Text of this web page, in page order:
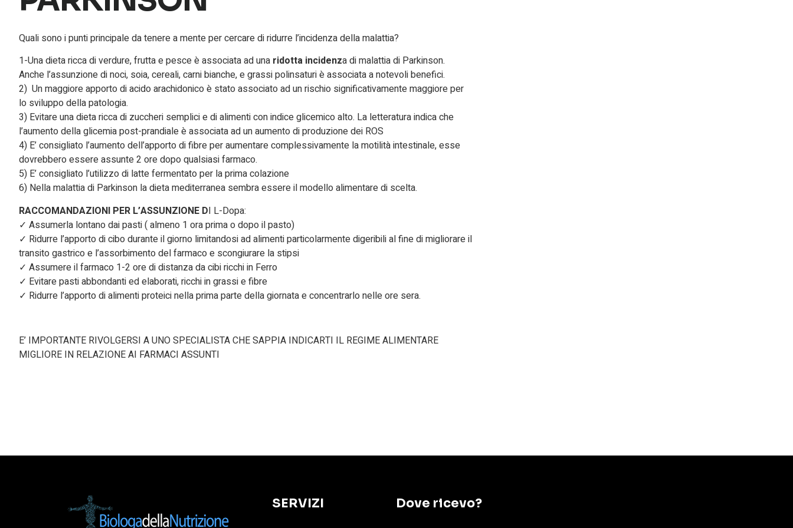
Quali sono i punti principale da tenere a mente per cercare di ridurre l’incidenza della malattia?
1-Una dieta ricca di verdure, frutta e pesce è associata ad una ridotta incidenza di malattia di Parkinson.
Anche l’assunzione di noci, soia, cereali, carni bianche, e grassi polinsaturi è associata a notevoli benefici.
2) Un maggiore apporto di acido arachidonico è stato associato ad un rischio significativamente maggiore per
lo sviluppo della patologia.
3) Evitare una dieta ricca di zuccheri semplici e di alimenti con indice glicemico alto. La letteratura indica che
l’aumento della glicemia post-prandiale è associata ad un aumento di produzione dei ROS
4) E’ consigliato l’aumento dell’apporto di fibre per aumentare complessivamente la motilità intestinale, esse
dovrebbero essere assunte 2 ore dopo qualsiasi farmaco.
5) E’ consigliato l’utilizzo di latte fermentato per la prima colazione
6) Nella malattia di Parkinson la dieta mediterranea sembra essere il modello alimentare di scelta.
RACCOMANDAZIONI PER L’ASSUNZIONE DI L-Dopa:
✓ Assumerla lontano dai pasti ( almeno 1 ora prima o dopo il pasto)
✓ Ridurre l’apporto di cibo durante il giorno limitandosi ad alimenti particolarmente digeribili al fine di migliorare il
transito gastrico e l’assorbimento del farmaco e scongiurare la stipsi
✓ Assumere il farmaco 1-2 ore di distanza da cibi ricchi in Ferro
✓ Evitare pasti abbondanti ed elaborati, ricchi in grassi e fibre
✓ Ridurre l’apporto di alimenti proteici nella prima parte della giornata e concentrarlo nelle ore sera.
E’ IMPORTANTE RIVOLGERSI A UNO SPECIALISTA CHE SAPPIA INDICARTI IL REGIME ALIMENTARE
MIGLIORE IN RELAZIONE AI FARMACI ASSUNTI
SERVIZI Dove ricevo?